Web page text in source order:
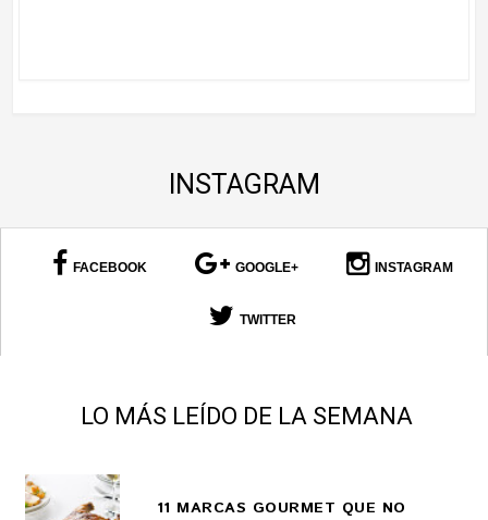
INSTAGRAM
FACEBOOK GOOGLE+ INSTAGRAM
TWITTER
LO MÁS LEÍDO DE LA SEMANA
11 MARCAS GOURMET QUE NO